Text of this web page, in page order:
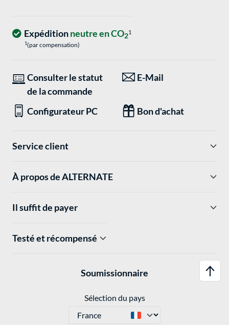
Expéditionneutre en CO21
1(par compensation)
Consulter le statut
de la commande
E-Mail
Configurateur PC Bon d'achat
Service client
À propos de ALTERNATE
Il suffit de payer
Testé et récompensé
Soumissionnaire
Sélection du pays